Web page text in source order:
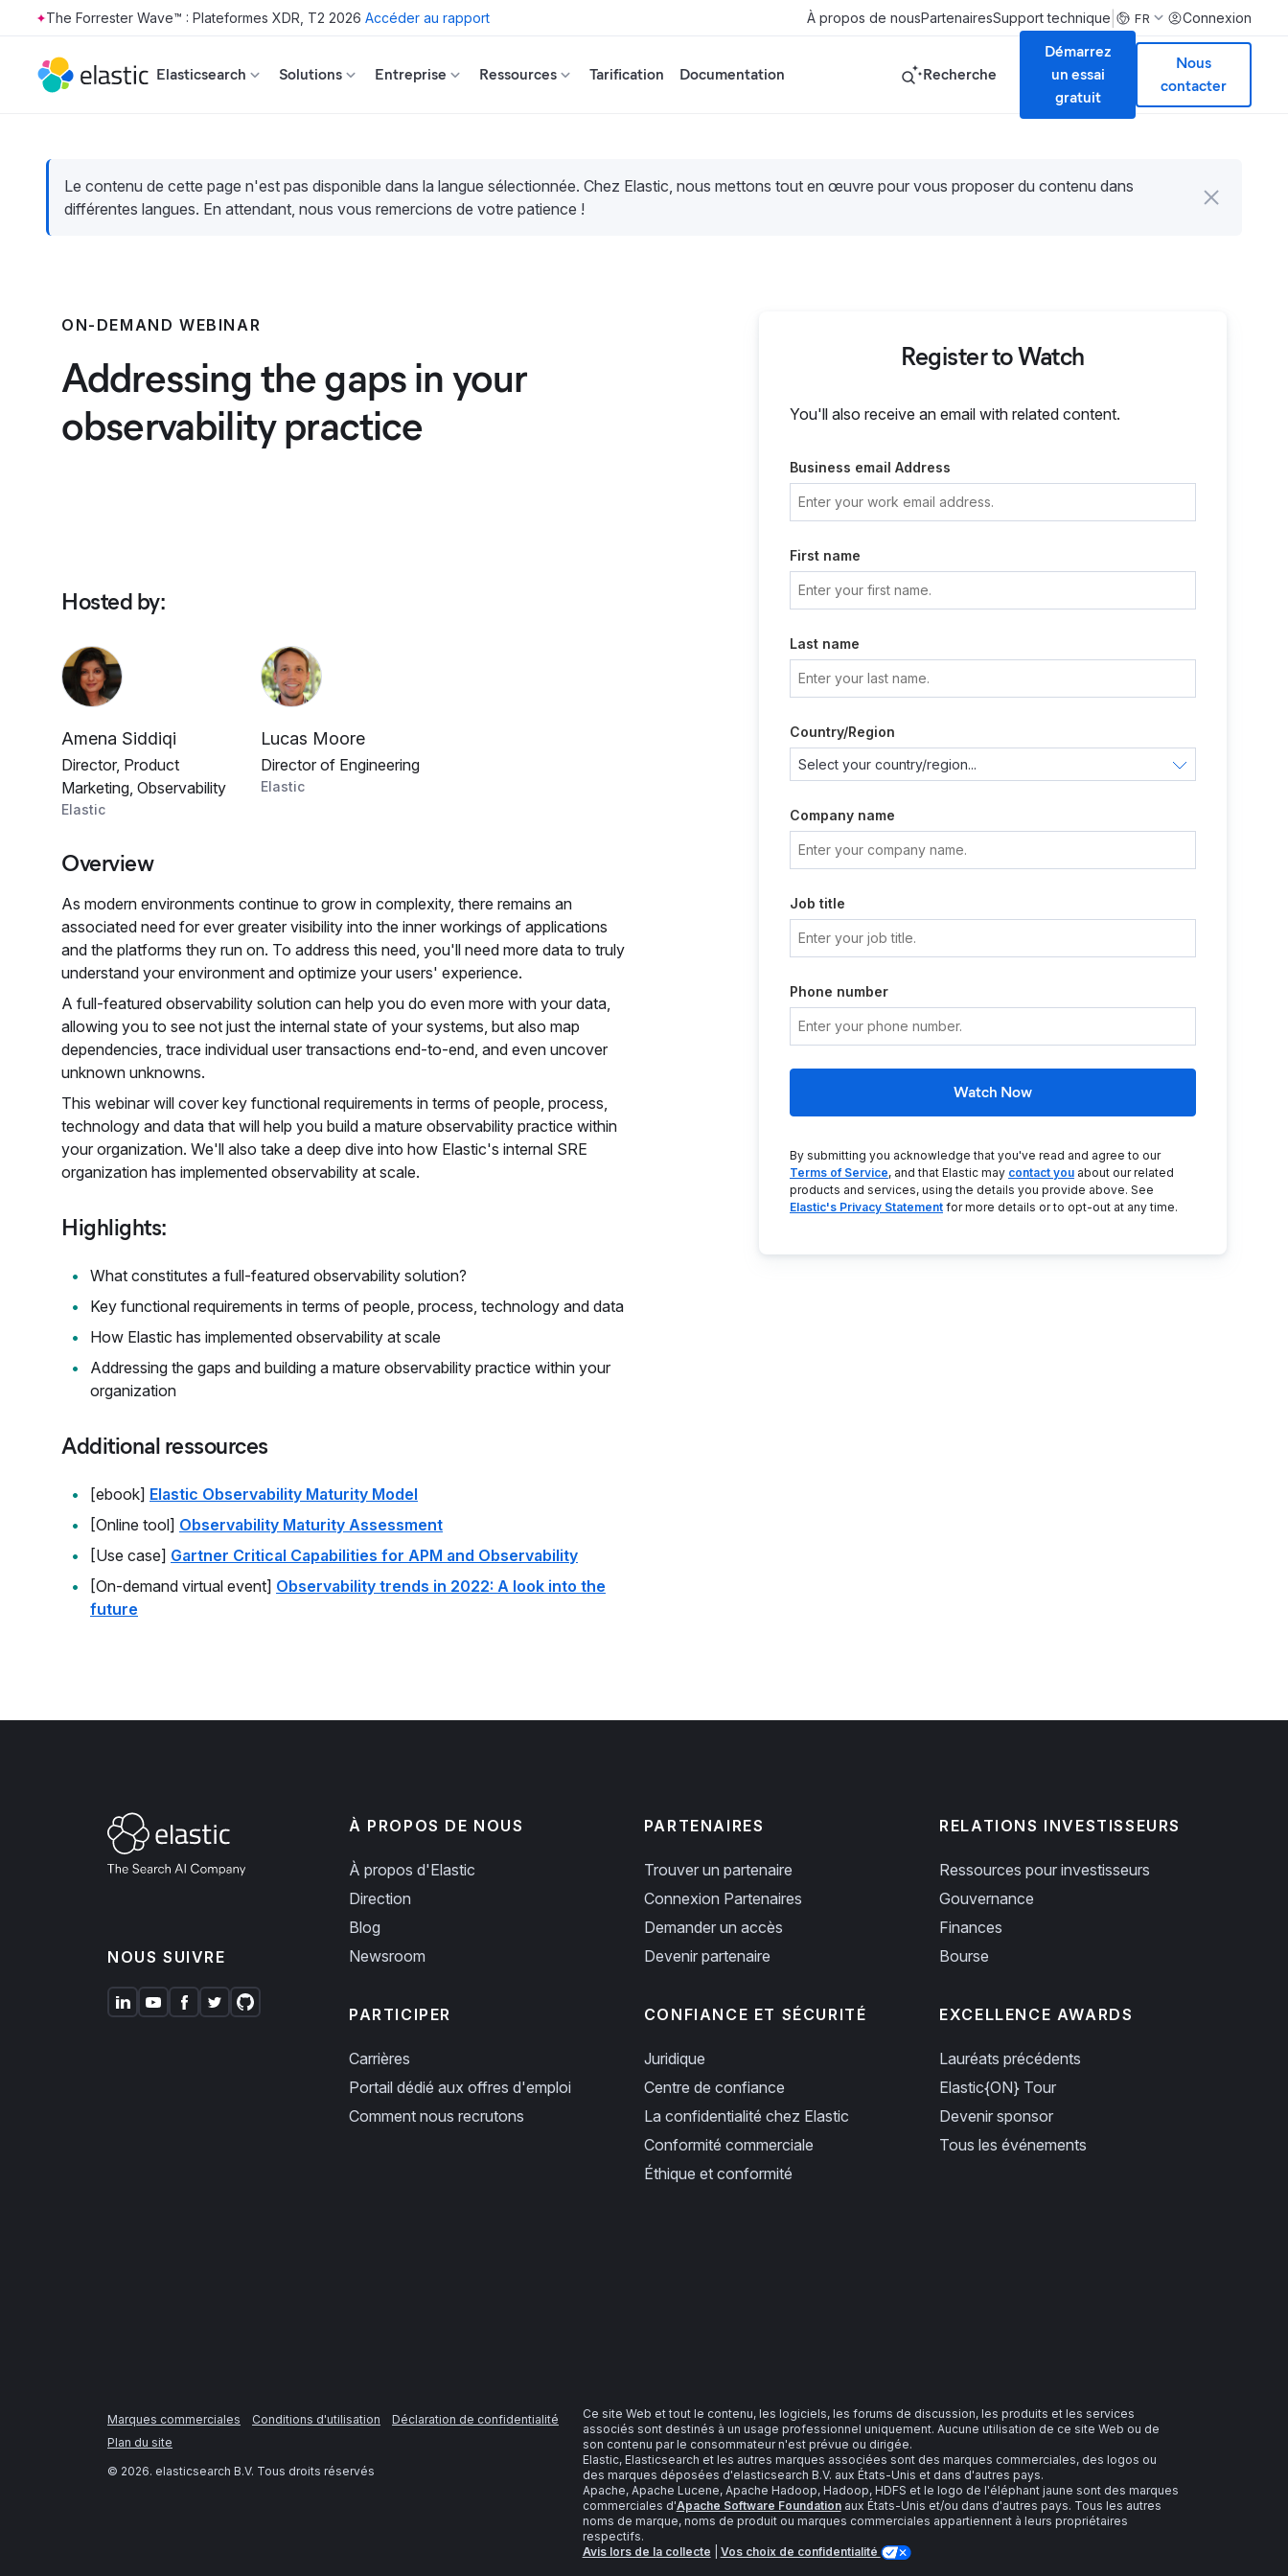
Skip to main content
The Forrester Wave™ : Plateformes XDR, T2 2026 Accéder au rapport À propos de nousPartenairesSupport technique FR Connexion
Elasticsearch Solutions Entreprise Ressources Tarification Documentation Recherche
Démarrez
un essai
gratuit
Nous
contacter
Le contenu de cette page n'est pas disponible dans la langue sélectionnée. Chez Elastic, nous mettons tout en œuvre pour vous proposer du contenu dans
différentes langues. En attendant, nous vous remercions de votre patience !
ON-DEMAND WEBINAR
Addressing the gaps in your
observability practice
Hosted by:
Amena Siddiqi
Director, Product
Marketing, Observability
Elastic
Lucas Moore
Director of Engineering
Elastic
Overview
As modern environments continue to grow in complexity, there remains an
associated need for ever greater visibility into the inner workings of applications
and the platforms they run on. To address this need, you'll need more data to truly
understand your environment and optimize your users' experience.
A full-featured observability solution can help you do even more with your data,
allowing you to see not just the internal state of your systems, but also map
dependencies, trace individual user transactions end-to-end, and even uncover
unknown unknowns.
This webinar will cover key functional requirements in terms of people, process,
technology and data that will help you build a mature observability practice within
your organization. We'll also take a deep dive into how Elastic's internal SRE
organization has implemented observability at scale.
Highlights:
What constitutes a full-featured observability solution?
Key functional requirements in terms of people, process, technology and data
How Elastic has implemented observability at scale
Addressing the gaps and building a mature observability practice within your
organization
Additional ressources
[ebook] Elastic Observability Maturity Model
[Online tool] Observability Maturity Assessment
[Use case] Gartner Critical Capabilities for APM and Observability
[On-demand virtual event] Observability trends in 2022: A look into the
future
Register to Watch
You'll also receive an email with related content.
Business email Address
First name
Last name
Country/Region
Company name
Job title
Phone number
Watch Now
By submitting you acknowledge that you've read and agree to our
Terms of Service, and that Elastic may contact you about our related
products and services, using the details you provide above. See
Elastic's Privacy Statement for more details or to opt-out at any time.
NOUS SUIVRE
À PROPOS DE NOUS
À propos d'Elastic
Direction
Blog
Newsroom
PARTICIPER
Carrières
Portail dédié aux offres d'emploi
Comment nous recrutons
PARTENAIRES
Trouver un partenaire
Connexion Partenaires
Demander un accès
Devenir partenaire
CONFIANCE ET SÉCURITÉ
Juridique
Centre de confiance
La confidentialité chez Elastic
Conformité commerciale
Éthique et conformité
RELATIONS INVESTISSEURS
Ressources pour investisseurs
Gouvernance
Finances
Bourse
EXCELLENCE AWARDS
Lauréats précédents
Elastic{ON} Tour
Devenir sponsor
Tous les événements
Marques commerciales Conditions d'utilisation
Déclaration de confidentialité
Plan du site
© 2026. elasticsearch B.V. Tous droits réservés
Ce site Web et tout le contenu, les logiciels, les forums de discussion, les produits et les services
associés sont destinés à un usage professionnel uniquement. Aucune utilisation de ce site Web ou de
son contenu par le consommateur n'est prévue ou dirigée.
Elastic, Elasticsearch et les autres marques associées sont des marques commerciales, des logos ou
des marques déposées d'elasticsearch B.V. aux États-Unis et dans d'autres pays.
Apache, Apache Lucene, Apache Hadoop, Hadoop, HDFS et le logo de l'éléphant jaune sont des marques
commerciales d'Apache Software Foundationaux États-Unis et/ou dans d'autres pays. Tous les autres
noms de marque, noms de produit ou marques commerciales appartiennent à leurs propriétaires
respectifs.
Avis lors de la collecte
Vos choix de confidentialité